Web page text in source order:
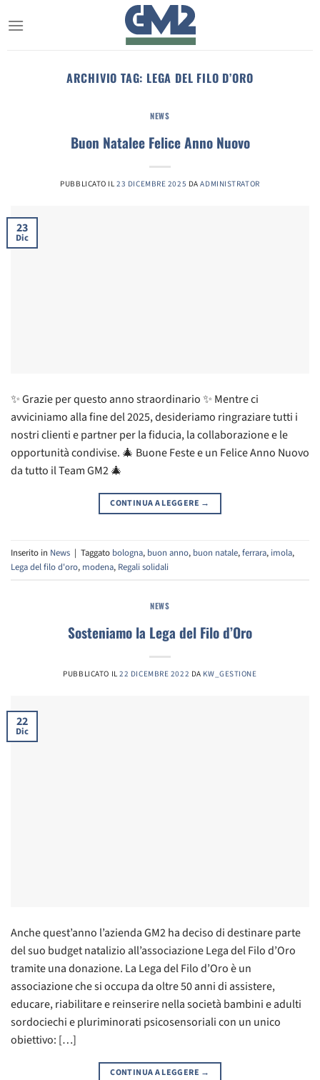
ARCHIVIO TAG: LEGA DEL FILO D’ORO
NEWS
Buon Natalee Felice Anno Nuovo
PUBBLICATO IL23 DICEMBRE 2025 DAADMINISTRATOR
23
Dic
✨ Grazie per questo anno straordinario ✨ Mentre ci
avviciniamo alla fine del 2025, desideriamo ringraziare tutti i
nostri clienti e partner per la fiducia, la collaborazione e le
opportunità condivise. 🎄 Buone Feste e un Felice Anno Nuovo
da tutto il Team GM2 🎄
CONTINUA A LEGGERE →
Inserito in News | Taggato bologna, buon anno, buon natale,ferrara, imola,
Lega del filo d'oro, modena, Regali solidali
NEWS
Sosteniamo la Lega del Filo d’Oro
PUBBLICATO IL22 DICEMBRE 2022 DA KW_GESTIONE
22
Dic
Anche quest’anno l’azienda GM2 ha deciso di destinare parte
del suo budget natalizio all’associazione Lega del Filo d’Oro
tramite una donazione. La Lega del Filo d’Oro è un
associazione che si occupa da oltre 50 anni di assistere,
educare, riabilitare e reinserire nella società bambini e adulti
sordociechi e pluriminorati psicosensoriali con un unico
obiettivo: […]
CONTINUA A LEGGERE →